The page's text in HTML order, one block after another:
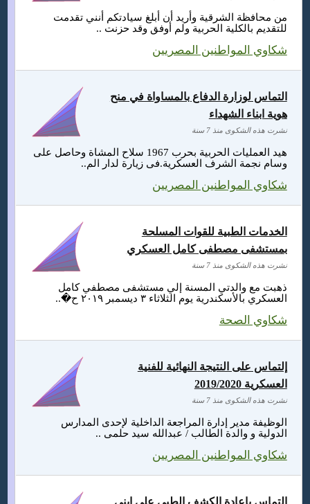
من محافظة الشرقية وأريد أن أبلغ سيادتكم أنني تقدمت
للتقديم بالكلية الحربية ولم أوفق وقد حزنت ..
شكاوي المواطنين المصريين
هيد العمليات الحربية بحرب 1967 سلاح المشاة وحاصل على
وسام نجمة الشرف العسكرية.فى زيارة لدار الم..
شكاوي المواطنين المصريين
التماس لوزارة الدفاع بالمساواة في منح
هوية ابناء الشهداء
نشرت هذه الشكوى منذ 7 سنة
ذهبت مع والدتي المسنة إلي مستشفى مصطفي كامل
العسكري بالأسكندرية يوم الثلاثاء ٣ ديسمبر ٢٠١٩ ح�..
شكاوي الصحة
الخدمات الطبية للقوات المسلحة
بمستشفى مصطفى كامل العسكري
نشرت هذه الشكوى منذ 7 سنة
الوظيفة مدير إدارة المراجعة الداخلية لإحدى المدارس
الدولية و والدة الطالب / عبدالله سيد حلمى ..
شكاوي المواطنين المصريين
إلتماس على النتيجة النهائية للفنية
العسكرية 2019/2020
نشرت هذه الشكوى منذ 7 سنة
التماس باعادة الكشف الطبى على ابنى